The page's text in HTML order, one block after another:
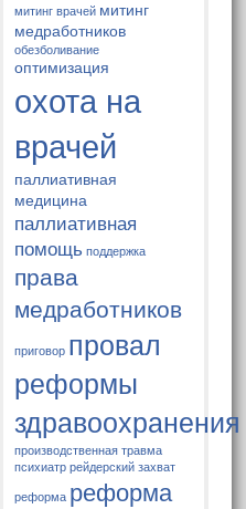
митинг врачей митинг
медработников
обезболивание
оптимизация
охота на
врачей
паллиативная
медицина
паллиативная
помощь поддержка
права
медработников
приговор провал
реформы
здравоохранения
производственная травма
психиатр рейдерский захват
реформа реформа